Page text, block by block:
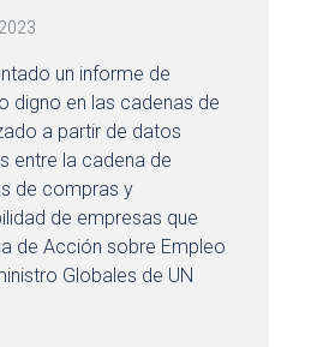
un informe de
digno en las cadenas de
a partir de datos
entre la cadena de
de compras y
de empresas que
de Acción sobre Empleo
Globales de UN